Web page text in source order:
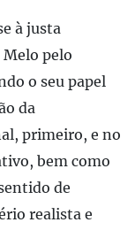
à justa
Melo pelo
o seu papel
da
primeiro, e no
bem como
de
realista e